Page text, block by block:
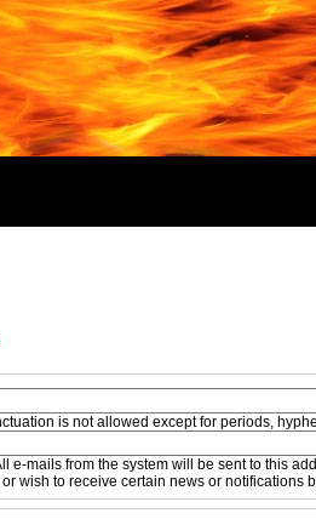
is not allowed except for periods,
e-mails from the system will be sent to this
wish to receive certain news or notifications